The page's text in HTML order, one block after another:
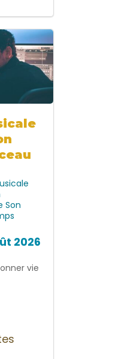
Son
2026
vie